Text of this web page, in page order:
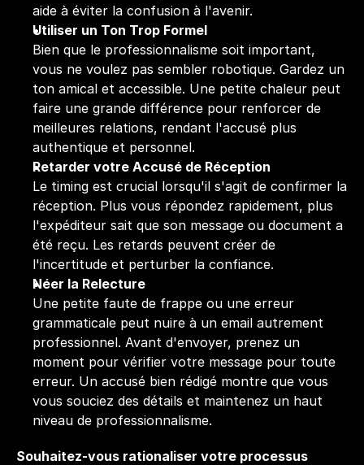
aide à éviter la confusion à l'avenir.
Utiliser un Ton Trop Formel
Bien que le professionnalisme soit important,
vous ne voulez pas sembler robotique. Gardez un
ton amical et accessible. Une petite chaleur peut
faire une grande différence pour renforcer de
meilleures relations, rendant l'accusé plus
authentique et personnel.
Retarder votre Accusé de Réception
Le timing est crucial lorsqu'il s'agit de confirmer la
réception. Plus vous répondez rapidement, plus
l'expéditeur sait que son message ou document a
été reçu. Les retards peuvent créer de
l'incertitude et perturber la confiance.
Néer la Relecture
Une petite faute de frappe ou une erreur
grammaticale peut nuire à un email autrement
professionnel. Avant d'envoyer, prenez un
moment pour vérifier votre message pour toute
erreur. Un accusé bien rédigé montre que vous
vous souciez des détails et maintenez un haut
niveau de professionnalisme.
Souhaitez-vous rationaliser votre processus